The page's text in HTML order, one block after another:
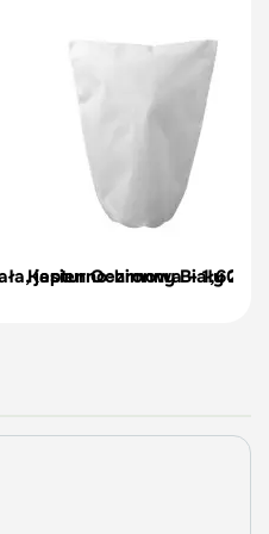
jesienno-zimowa – 1,60 m
Kaptur Ochronny Biały 2,2